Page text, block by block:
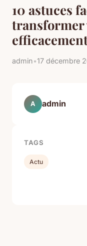
10 astuces
admin•17 décembre
A admin
TAGS
Actu